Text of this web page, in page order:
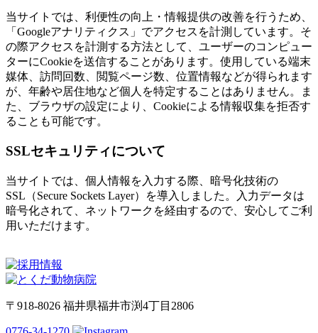
当サイトでは、利便性の向上・情報提供の改善を行うため、
「Googleアナリティクス」でアクセスを計測しています。そ
の際アクセスを計測する方法として、ユーザーのコンピュー
ターにCookieを送信することがあります。使用している端末
媒体、訪問回数、閲覧ページ数、位置情報などが得られます
が、年齢や居住地など個人を特定することはありません。ま
た、ブラウザの設定により、Cookieによる情報収集を拒否す
ることも可能です。
SSLセキュリティについて
当サイトでは、個人情報を入力する際、暗号化技術の
SSL（Secure Sockets Layer）を導入しました。入力データは
暗号化されて、ネットワークを経由するので、安心してご利
用いただけます。
〒918-8026 福井県福井市渕4丁目2806